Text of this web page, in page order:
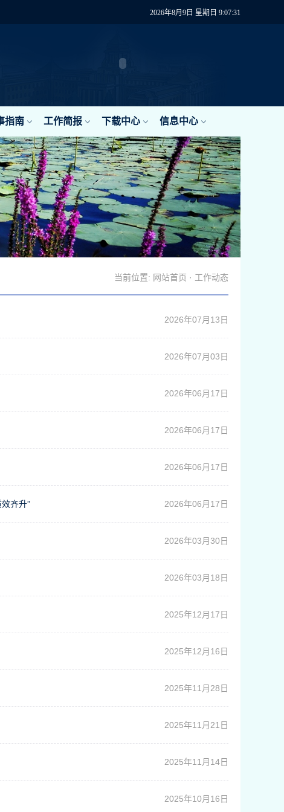
2026年8月9日 星期日 9:07:31
指南 工作简报 下载中心 信息中心
当前位置: 网站首页 · 工作动态
2026年07月13日
2026年07月03日
2026年06月17日
2026年06月17日
2026年06月17日
2026年06月17日
齐升”
2026年03月30日
2026年03月18日
2025年12月17日
2025年12月16日
2025年11月28日
2025年11月21日
2025年11月14日
2025年10月16日